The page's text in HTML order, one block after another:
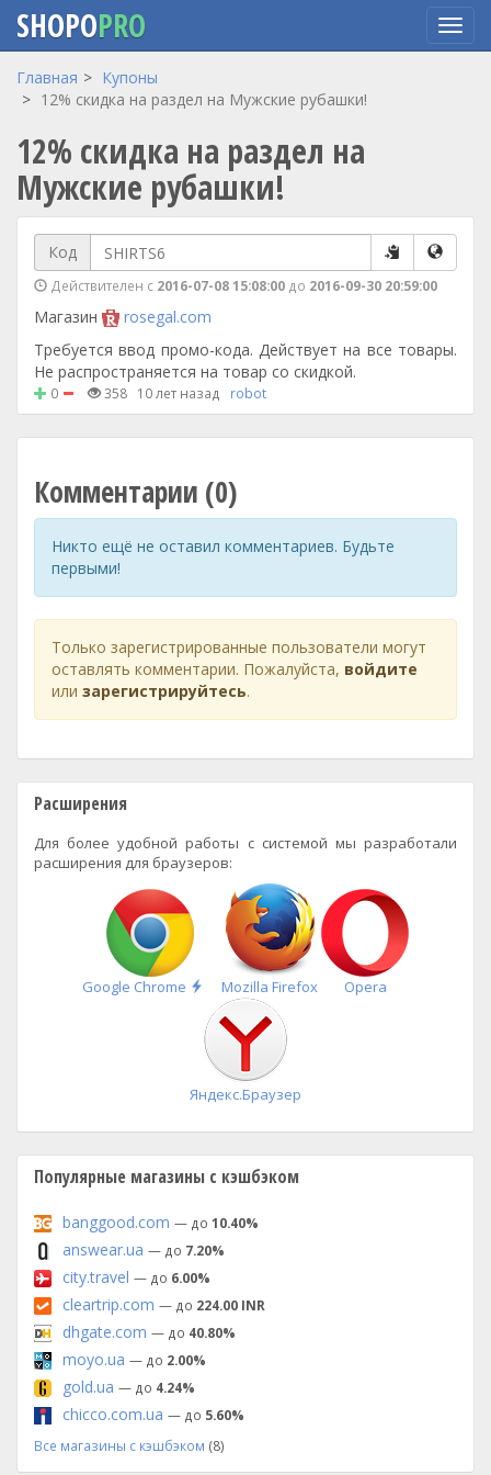
Перейти
содержанию
SHOPOPRO
Главная
Купоны
12% скидка на раздел на Мужские рубашки!
12% скидка на раздел на
Мужские рубашки!
Код
Действителен с 2016-07-08 15:08:00 до 2016-09-30 20:59:00
Магазин
rosegal.com
Требуется ввод промо-кода. Действует на все товары.
Не распространяется на товар со скидкой.
0 358 10 лет назад robot
Комментарии (0)
Никто ещё не оставил комментариев. Будьте
первыми!
Только зарегистрированные пользователи могут
оставлять комментарии. Пожалуйста, войдите
или зарегистрируйтесь.
Расширения
Для более удобной работы с системой мы разработали
расширения для браузеров:
Google Chrome
Быстрая
установка
Mozilla Firefox Opera
Яндекс.Браузер
Популярные магазины с кэшбэком
banggood.com — до 10.40%
answear.ua — до 7.20%
city.travel — до 6.00%
cleartrip.com — до 224.00 INR
dhgate.com — до 40.80%
moyo.ua — до 2.00%
gold.ua — до 4.24%
chicco.com.ua — до 5.60%
Все магазины с кэшбэком (8)